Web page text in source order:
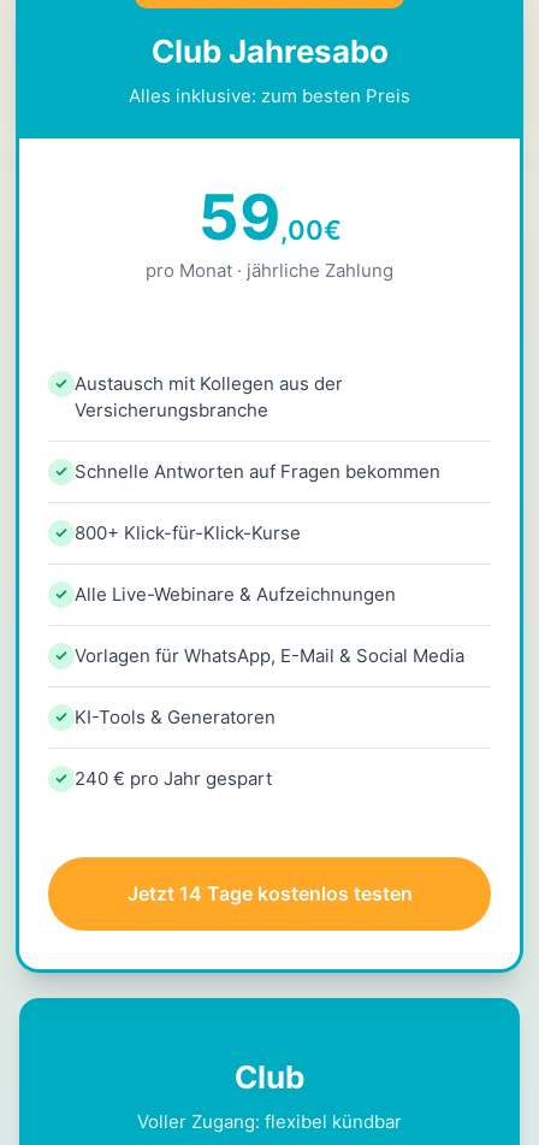
Club Jahresabo
Alles inklusive: zum besten Preis
59,00€
pro Monat · jährliche Zahlung
Austausch mit Kollegen aus der
Versicherungsbranche
Schnelle Antworten auf Fragen bekommen
800+ Klick-für-Klick-Kurse
Alle Live-Webinare & Aufzeichnungen
Vorlagen für WhatsApp, E-Mail & Social Media
KI-Tools & Generatoren
240 € pro Jahr gespart
Jetzt 14 Tage kostenlos testen
Club
Voller Zugang: flexibel kündbar